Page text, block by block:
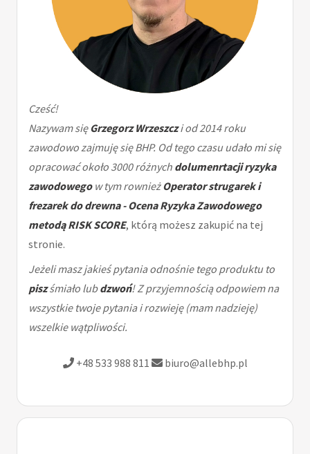
Cześć!
Nazywam sięGrzegorz Wrzeszczi od 2014 roku
zawodowo zajmuję się BHP. Od tego czasu udało mi się
opracować około 3000 różnych dolumenrtacji ryzyka
zawodowegow tym rownieżOperator strugarek i
frezarek do drewna - Ocena Ryzyka Zawodowego
metodą RISK SCORE, którą możesz zakupić na tej
stronie.
Jeżeli masz jakieś pytania odnośnie tego produktu to
piszśmiało lubdzwoń! Z przyjemnością odpowiem na
wszystkie twoje pytania i rozwieję (mam nadzieję)
wszelkie wątpliwości.
+48 533 988 811 biuro@allebhp.pl